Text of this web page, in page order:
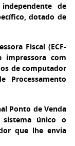
de
dotado de
Fiscal (ECF-
impressora com
de computador
Processamento
Ponto de Venda
sistema único o
que lhe envia